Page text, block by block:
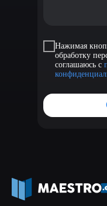
Нажимая
обработку
соглашаюсь с